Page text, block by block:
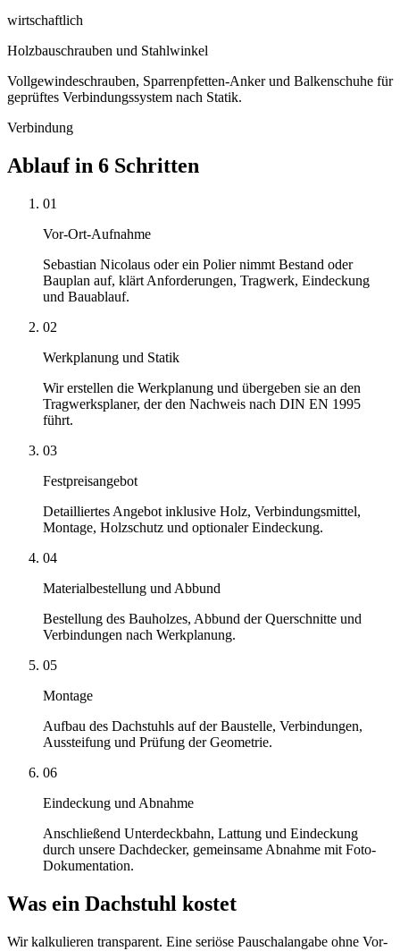
wirtschaftlich
Holzbauschrauben und Stahlwinkel
Vollgewindeschrauben, Sparrenpfetten-Anker und Balkenschuhe für
geprüftes Verbindungssystem nach Statik.
Verbindung
Ablauf in 6 Schritten
01
Vor-Ort-Aufnahme
Sebastian Nicolaus oder ein Polier nimmt Bestand oder
Bauplan auf, klärt Anforderungen, Tragwerk, Eindeckung
und Bauablauf.
02
Werkplanung und Statik
Wir erstellen die Werkplanung und übergeben sie an den
Tragwerksplaner, der den Nachweis nach DIN EN 1995
führt.
03
Festpreisangebot
Detailliertes Angebot inklusive Holz, Verbindungsmittel,
Montage, Holzschutz und optionaler Eindeckung.
04
Materialbestellung und Abbund
Bestellung des Bauholzes, Abbund der Querschnitte und
Verbindungen nach Werkplanung.
05
Montage
Aufbau des Dachstuhls auf der Baustelle, Verbindungen,
Aussteifung und Prüfung der Geometrie.
06
Eindeckung und Abnahme
Anschließend Unterdeckbahn, Lattung und Eindeckung
durch unsere Dachdecker, gemeinsame Abnahme mit Foto-
Dokumentation.
Was ein Dachstuhl kostet
Wir kalkulieren transparent. Eine seriöse Pauschalangabe ohne Vor-